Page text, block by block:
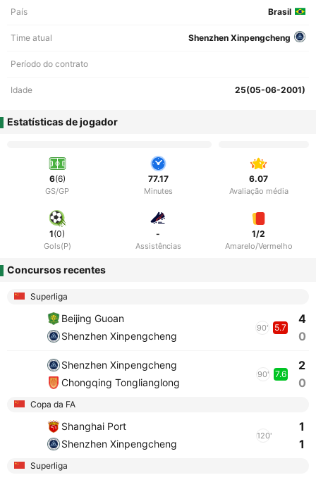
País Brasil
Time atual Shenzhen Xinpengcheng
Período do contrato
Idade 25(05-06-2001)
Estatísticas de jogador
6(6)
GS/GP
77.17
Minutes
6.07
Avaliação média
1(0)
Gols(P)
-
Assistências
1/2
Amarelo/Vermelho
Concursos recentes
Superliga
Beijing Guoan
Shenzhen Xinpengcheng
90' 5.7
4
0
Shenzhen Xinpengcheng
Chongqing Tonglianglong
90' 7.6
2
0
Copa da FA
Shanghai Port
Shenzhen Xinpengcheng
120'
1
1
Superliga